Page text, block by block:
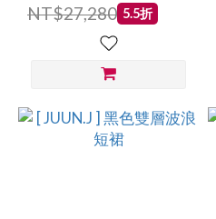
NT$27,280 5.5折